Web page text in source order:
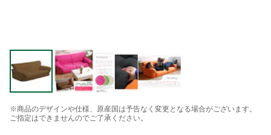
※商品のデザインや仕様、原産国は予告なく変更となる場合がございます。
ご指定はできませんのでご了承ください。